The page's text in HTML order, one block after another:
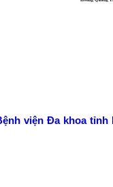
viện Đa khoa tỉnh